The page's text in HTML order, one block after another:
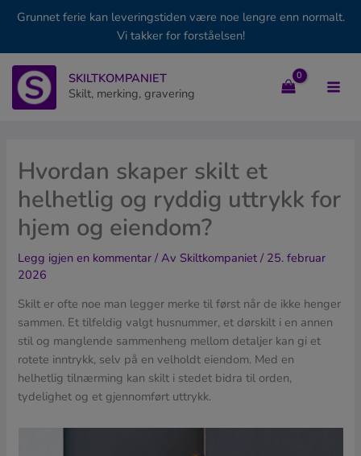
Grunnet ferie kan leveringstiden være noe lengre enn normalt.
Vi takker for forståelsen!
Hopp
SKILTKOMPANIET
Skilt, merking, gravering
Hvordan skaper skilt et
helhetlig og ryddig uttrykk for
hjem og eiendom?
Legg igjen en kommentar / Av Skiltkompaniet/ 25. februar
2026
Skilt er ofte noe man legger merke til først når de ikke henger
sammen. Et tilfeldig valgt husnummer, et dørskilt i en annen
stil og manglende sammenheng mellom detaljer kan gi et
rotete inntrykk, selv på en velholdt eiendom. Med en
helhetlig tilnærming kan skilt i stedet bidra til orden,
tydelighet og et gjennomført uttrykk.